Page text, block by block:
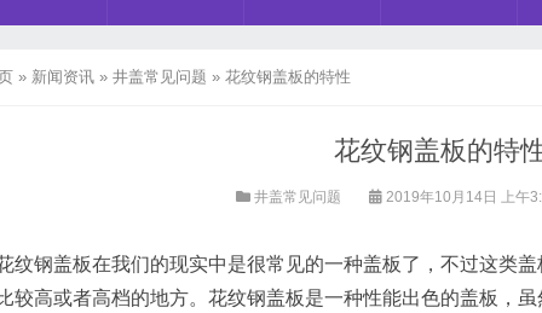
» 新闻资讯 » 井盖常见问题 » 花纹钢盖板的特性
花纹钢盖板的特
井盖常见问题 2019年10月14日 上午
纹钢盖板在我们的现实中是很常见的一种盖板了，不过这类
较高或者高档的地方。花纹钢盖板是一种性能出色的盖板，